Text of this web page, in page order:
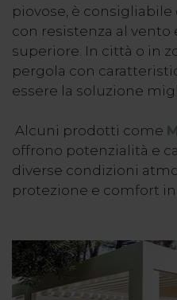
piovose, è
con resistenza al vento
superiore. In città o in
pergola con
essere la soluzione
Alcuni prodotti come
offrono potenzialità e
diverse condizioni
protezione e comfort